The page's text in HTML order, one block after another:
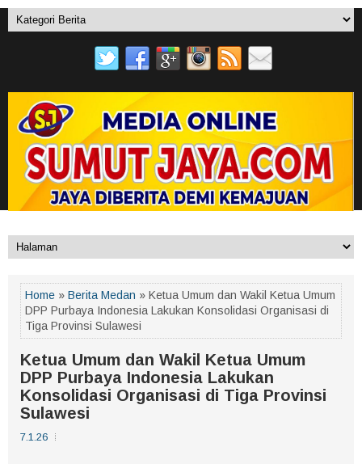
Home » Berita Medan » Ketua Umum dan Wakil Ketua Umum
DPP Purbaya Indonesia Lakukan Konsolidasi Organisasi di
Tiga Provinsi Sulawesi
Ketua Umum dan Wakil Ketua Umum
DPP Purbaya Indonesia Lakukan
Konsolidasi Organisasi di Tiga Provinsi
Sulawesi
7.1.26